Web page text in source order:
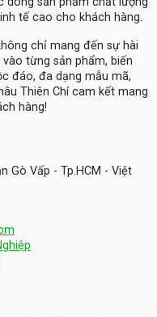
tế cao cho khách hàng.
chỉ mang đến sự hài
từng sản phẩm, biến
đáo, đa dạng mẫu mã,
Thiên Chí cam kết mang
hàng!
Gò Vấp - Tp.HCM - Việt